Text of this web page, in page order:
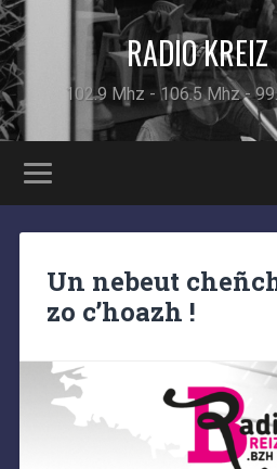
RADIO
102.9 Mhz - 106.5 Mhz -
Un nebeut
zo c’hoazh !